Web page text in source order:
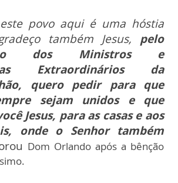
povo aqui é uma hóstia
também Jesus, pelo
dos Ministros e
Extraordinários da
quero pedir para que
sejam unidos e que
Jesus, para as casas e aos
onde o Senhor também
Dom Orlando após a bênção